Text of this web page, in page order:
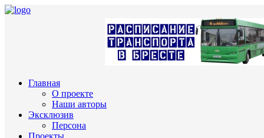
Главная
О проекте
Наши авторы
Эксклюзив
Персона
Проекты